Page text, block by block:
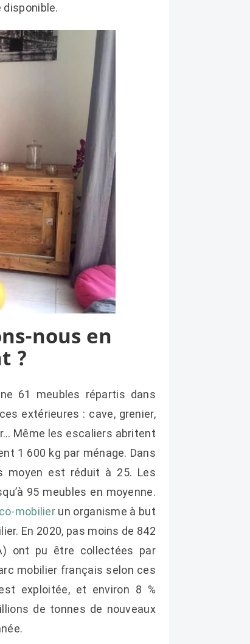
nous en
?
61 meubles répartis dans
extérieures : cave, grenier,
Même les escaliers abritent
1 600 kg par ménage. Dans
moyen est réduit à 25. Les
95 meubles en moyenne.
mobilier un organisme à but
En 2020, pas moins de 842
ont pu être collectées par
mobilier français selon ces
exploitée, et environ 8 %
de tonnes de nouveaux